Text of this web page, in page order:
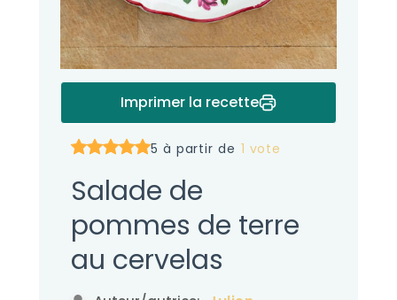
Imprimer la recette
5 à partir de 1 vote
Salade de
pommes de terre
au cervelas